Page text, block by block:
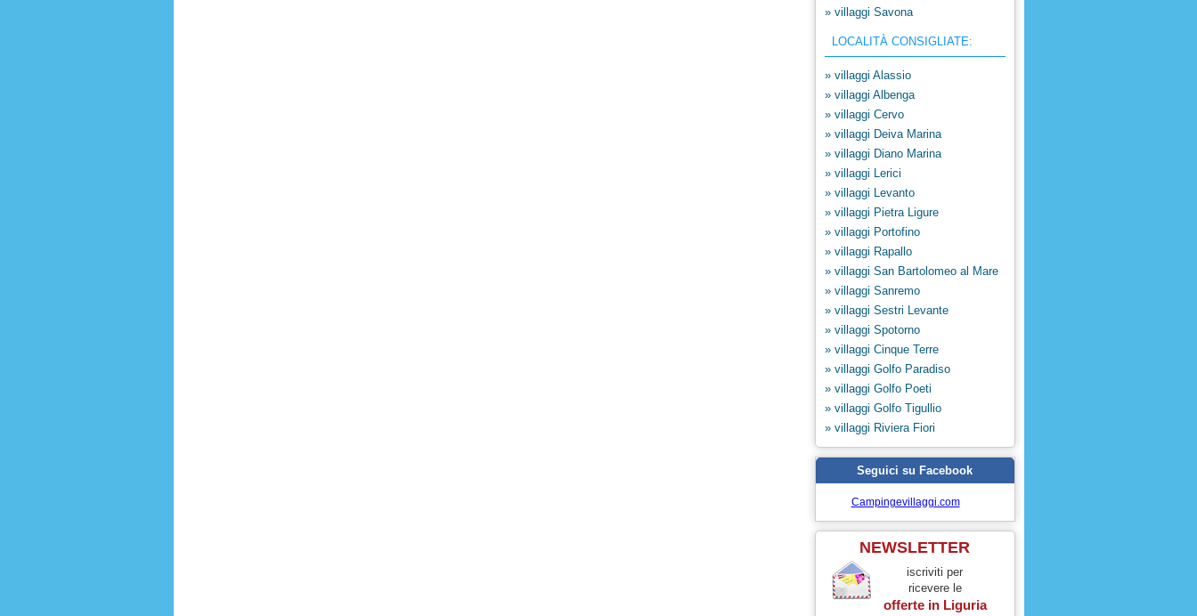
» villaggi Savona
LOCALITÀ CONSIGLIATE:
» villaggi Alassio
» villaggi Albenga
» villaggi Cervo
» villaggi Deiva Marina
» villaggi Diano Marina
» villaggi Lerici
» villaggi Levanto
» villaggi Pietra Ligure
» villaggi Portofino
» villaggi Rapallo
» villaggi San Bartolomeo al Mare
» villaggi Sanremo
» villaggi Sestri Levante
» villaggi Spotorno
» villaggi Cinque Terre
» villaggi Golfo Paradiso
» villaggi Golfo Poeti
» villaggi Golfo Tigullio
» villaggi Riviera Fiori
Seguici su Facebook
Campingevillaggi.com
NEWSLETTER
iscriviti per
ricevere le
offerte in Liguria